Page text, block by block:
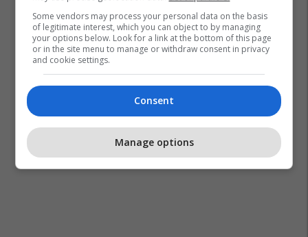
Some vendors may process your personal data on the basis
of legitimate interest, which you can object to by managing
your options below. Look for a link at the bottom of this page
or in the site menu to manage or withdraw consent in privacy
and cookie settings.
Consent
Manage options